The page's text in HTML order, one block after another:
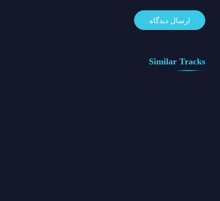
Similar Tracks